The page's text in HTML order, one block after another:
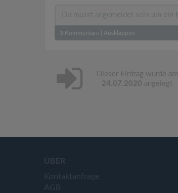
3 Kommentare Ausklappen
Dieser Eintrag wurde am
24.07.2020 angelegt
ÜBER
Kontaktanfrage
AGB